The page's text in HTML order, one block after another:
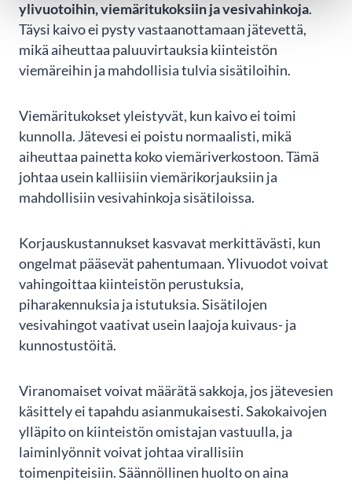
ylivuotoihin, viemäritukoksiin ja vesivahinkoja.
Täysi kaivo ei pysty vastaanottamaan jätevettä,
mikä aiheuttaa paluuvirtauksia kiinteistön
viemäreihin ja mahdollisia tulvia sisätiloihin.
Viemäritukokset yleistyvät, kun kaivo ei toimi
kunnolla. Jätevesi ei poistu normaalisti, mikä
aiheuttaa painetta koko viemäriverkostoon. Tämä
johtaa usein kalliisiin viemärikorjauksiin ja
mahdollisiin vesivahinkoja sisätiloissa.
Korjauskustannukset kasvavat merkittävästi, kun
ongelmat pääsevät pahentumaan. Ylivuodot voivat
vahingoittaa kiinteistön perustuksia,
piharakennuksia ja istutuksia. Sisätilojen
vesivahingot vaativat usein laajoja kuivaus- ja
kunnostustöitä.
Viranomaiset voivat määrätä sakkoja, jos jätevesien
käsittely ei tapahdu asianmukaisesti. Sakokaivojen
ylläpito on kiinteistön omistajan vastuulla, ja
laiminlyönnit voivat johtaa virallisiin
toimenpiteisiin. Säännöllinen huolto on aina